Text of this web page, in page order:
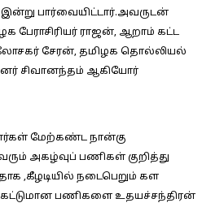
பார்வையிட்டார்.அவருடன்
பேராசிரியர் ராஜன், ஆறாம் கட்ட
சேரன், தமிழக தொல்லியல்
சிவானந்தம் ஆகியோர்
மேற்கண்ட நான்கு
அகழ்வுப் பணிகள் குறித்து
,கீழடியில் நடைபெறும் கள
கட்டுமான பணிகளை உதயச்சந்திரன்